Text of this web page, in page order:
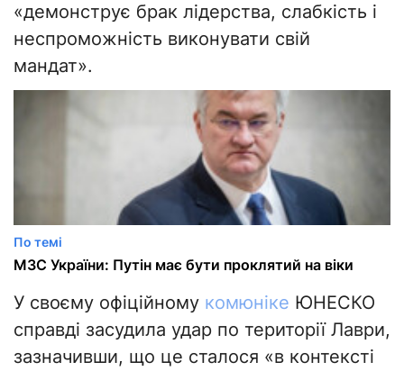
«демонструє брак лідерства, слабкість і
неспроможність виконувати свій
мандат».
По темі
МЗС України: Путін має бути проклятий на віки
У своєму офіційному комюніке ЮНЕСКО
справді засудила удар по території Лаври,
зазначивши, що це сталося «в контексті